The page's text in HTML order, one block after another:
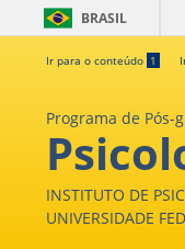
BRASIL
Ir para o conteúdo 1
Programa de Pós-
INSTITUTO DE
UNIVERSIDADE